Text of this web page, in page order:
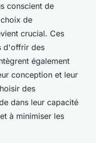
conscient de
de
crucial. Ces
d'offrir des
également
conception et leur
des
dans leur capacité
à minimiser les